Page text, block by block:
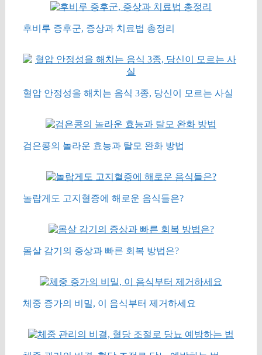
후비루 증후군, 증상과 치료법 총정리
혈압 안정성을 해치는 음식 3종, 당신이 모르는 사실
검은콩의 놀라운 효능과 탈모 완화 방법
놀랍게도 고지혈증에 해로운 음식들은?
몸살 감기의 증상과 빠른 회복 방법은?
체중 증가의 비밀, 이 음식부터 제거하세요